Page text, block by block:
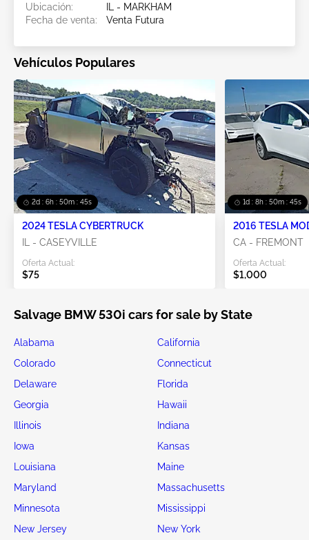
Ubicación:
IL - MARKHAM
Fecha de venta:
Venta Futura
Vehículos Populares
2d : 6h : 50m : 44s
2024 TESLA CYBERTRUCK
IL - CASEYVILLE
Oferta Actual:
$75
1d : 8h : 50m : 44s
2016 TESLA
CA - FREMONT
Oferta Actual:
$1,000
Salvage BMW 530i cars for sale by State
Alabama
California
Colorado
Connecticut
Delaware
Florida
Georgia
Hawaii
Illinois
Indiana
Iowa
Kansas
Louisiana
Maine
Maryland
Massachusetts
Minnesota
Mississippi
New Jersey
New York